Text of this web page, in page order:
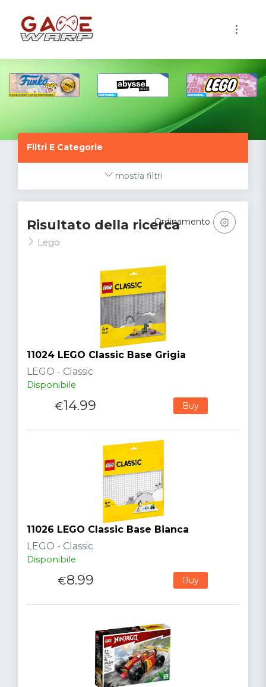
Filtri E Categorie
mostra filtri
Risultato della ricerca
Lego
Ordinamento
11024 LEGO Classic Base Grigia
LEGO - Classic
Disponibile
€14.99 Buy
11026 LEGO Classic Base Bianca
LEGO - Classic
Disponibile
€8.99 Buy